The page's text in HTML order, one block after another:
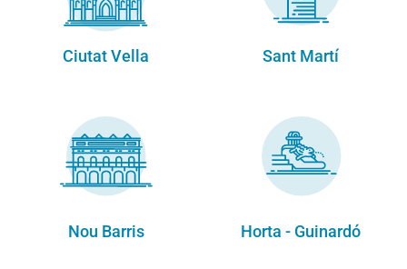
Ciutat Vella Sant Martí
Nou Barris Horta - Guinardó